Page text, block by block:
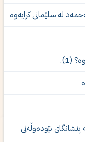
لە سلێمانی کرایەوە
نێودەوڵەتی